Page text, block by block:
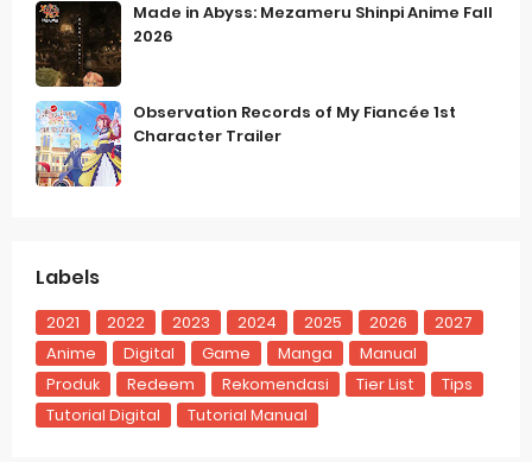
Made in Abyss: Mezameru Shinpi Anime Fall
2026
Observation Records of My Fiancée 1st
Character Trailer
Labels
2021 2022 2023 2024 2025 2026
2027
Anime
Digital Game Manga
Manual
Produk
Redeem Rekomendasi Tier List
Tips
Tutorial Digital
Tutorial Manual